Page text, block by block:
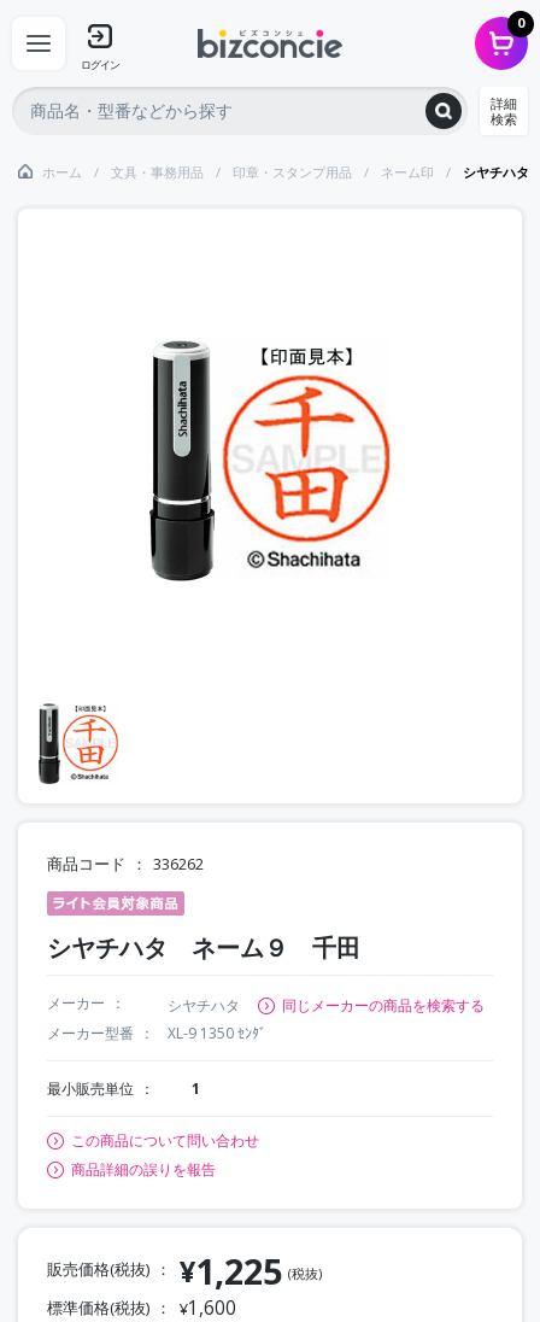
ログイン
0
詳細
検索
ホーム 文具・事務用品 印章・スタンプ用品 ネーム印 シヤチハ
商品コード 336262
シヤチハタ ネーム９ 千田
メーカー シヤチハタ
同じメーカーの商品を検索する
メーカー型番
XL-9 1350 ｾﾝﾀﾞ
最小販売単位 1
この商品について問い合わせ
商品詳細の誤りを報告
販売価格(税抜) ¥1,225 (税抜)
標準価格(税抜) ¥1,600